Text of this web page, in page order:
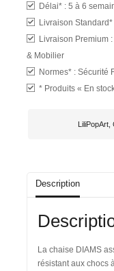
Délai* : 5 à 6
Livraison Standard*
Livraison Premium :
& Mobilier
Normes* : Sécurité
* Produits « En
LiliPopArt,
Description
La chaise DIAMS
résistant aux chocs